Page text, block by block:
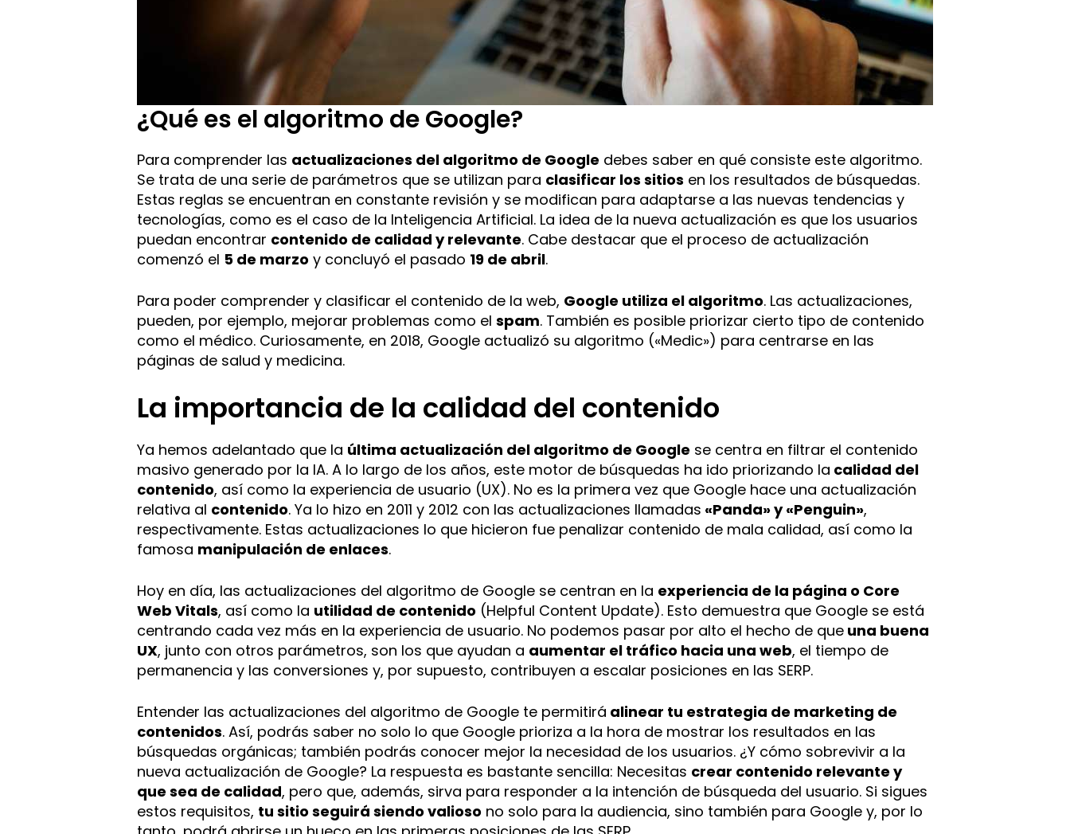
¿Qué es el algoritmo de Google?
Para comprender las actualizaciones del algoritmo de Google debes saber en qué consiste este algoritmo.
Se trata de una serie de parámetros que se utilizan para clasificar los sitios en los resultados de búsquedas.
Estas reglas se encuentran en constante revisión y se modifican para adaptarse a las nuevas tendencias y
tecnologías, como es el caso de la Inteligencia Artificial. La idea de la nueva actualización es que los usuarios
puedan encontrar contenido de calidad y relevante. Cabe destacar que el proceso de actualización
comenzó el 5 de marzo y concluyó el pasado 19 de abril.
Para poder comprender y clasificar el contenido de la web, Google utiliza el algoritmo. Las actualizaciones,
pueden, por ejemplo, mejorar problemas como el spam. También es posible priorizar cierto tipo de contenido
como el médico. Curiosamente, en 2018, Google actualizó su algoritmo («Medic») para centrarse en las
páginas de salud y medicina.
La importancia de la calidad del contenido
Ya hemos adelantado que la última actualización del algoritmo de Google se centra en filtrar el contenido
masivo generado por la IA. A lo largo de los años, este motor de búsquedas ha ido priorizando la calidad del
contenido, así como la experiencia de usuario (UX). No es la primera vez que Google hace una actualización
relativa al contenido. Ya lo hizo en 2011 y 2012 con las actualizaciones llamadas «Panda» y «Penguin»,
respectivamente. Estas actualizaciones lo que hicieron fue penalizar contenido de mala calidad, así como la
famosa manipulación de enlaces.
Hoy en día, las actualizaciones del algoritmo de Google se centran en la experiencia de la página o Core
Web Vitals, así como la utilidad de contenido (Helpful Content Update). Esto demuestra que Google se está
centrando cada vez más en la experiencia de usuario. No podemos pasar por alto el hecho de que una buena
UX, junto con otros parámetros, son los que ayudan a aumentar el tráfico hacia una web, el tiempo de
permanencia y las conversiones y, por supuesto, contribuyen a escalar posiciones en las SERP.
Entender las actualizaciones del algoritmo de Google te permitirá alinear tu estrategia de marketing de
contenidos. Así, podrás saber no solo lo que Google prioriza a la hora de mostrar los resultados en las
búsquedas orgánicas; también podrás conocer mejor la necesidad de los usuarios. ¿Y cómo sobrevivir a la
nueva actualización de Google? La respuesta es bastante sencilla: Necesitas crear contenido relevante y
que sea de calidad, pero que, además, sirva para responder a la intención de búsqueda del usuario. Si sigues
estos requisitos, tu sitio seguirá siendo valioso no solo para la audiencia, sino también para Google y, por lo